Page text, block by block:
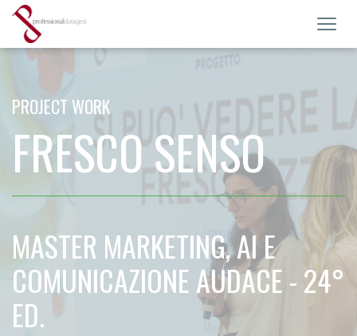
PROJECT WORK
FRESCO SENSO
MASTER MARKETING, AI E
COMUNICAZIONE AUDACE - 24°
ED.